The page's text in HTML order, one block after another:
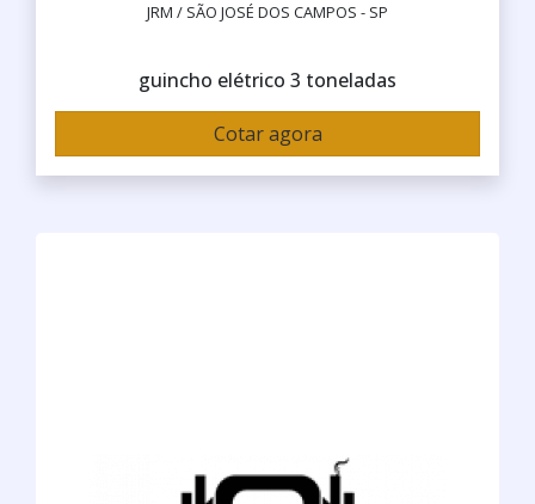
JRM / SÃO JOSÉ DOS CAMPOS - SP
guincho elétrico 3 toneladas
Cotar agora